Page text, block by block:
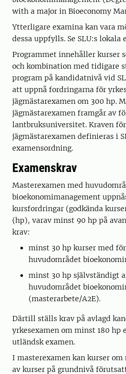
with a major in Bioeconomy
Ytterligare examina kan vara
dessa uppfylls. Se SLU:s lokala
Programmet innehåller kurser
och kombination med tidigare
program på kandidatnivå vid
att uppnå fordringarna för
jägmästarexamen om 300 hp.
jägmästarexamen framgår av
lantbruksuniversitet. Kraven
jägmästarexamen definieras i
examensordning.
Examenskrav
Masterexamen med
bioekonomimanagement
kursfordringar (godkända
(hp), varav minst 90 hp på
krav:
minst 30 hp kurser med
huvudområdet
minst 30 hp självständigt
huvudområdet
(masterarbete/A2E).
Därtill ställs krav på avlagd
yrkesexamen om minst 180 hp
utländsk examen.
I masterexamen kan kurser
av kurser på grundnivå